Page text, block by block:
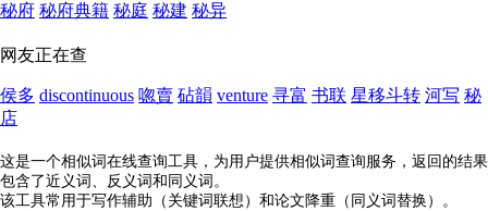
秘府 秘府典籍 秘庭 秘建 秘异
网友正在查
侯多 discontinuous 唿賣 砧韻 venture 寻富 书联 星移斗转 河写 秘
店
这是一个相似词在线查询工具，为用户提供相似词查询服务，返回的结果
包含了近义词、反义词和同义词。
该工具常用于写作辅助（关键词联想）和论文降重（同义词替换）。